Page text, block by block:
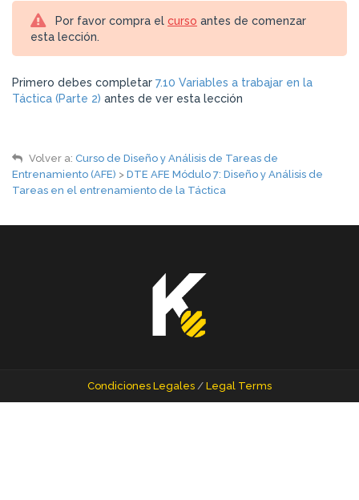
Por favor compra elcurso antes de comenzar
esta lección.
Primero debes completar 7.10 Variables a trabajar en la
Táctica (Parte 2) antes de ver esta lección
Volver a:Curso de Diseño y Análisis de Tareas de
Entrenamiento (AFE) > DTE AFE Módulo 7: Diseño y Análisis de
Tareas en el entrenamiento de la Táctica
Condiciones Legales / Legal Terms